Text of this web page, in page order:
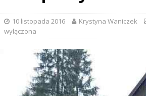
[ 2
[ 5
Folkloru
10 listopada 2016 Krystyna Waniczek
wyłączona